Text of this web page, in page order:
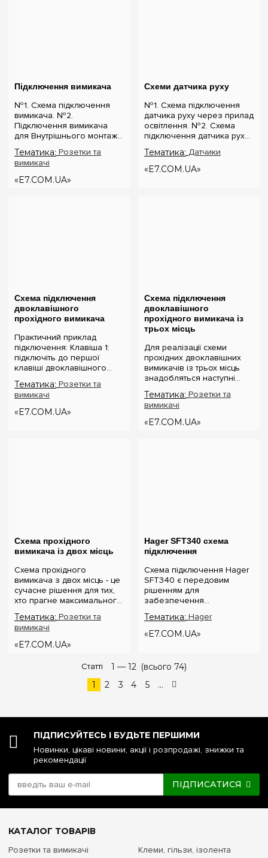
Підключення вимикача
№1. Схема підключення
вимикача. №2.
Підключення вимикача
для Внутрішнього монтажу.
вимикача для
Зовнішнього монтажу.
Заміна або підключення
Тематика: Розетки та
вимикачі
«E7.COM.UA»
Схеми датчика руху
№1. Схема підключення
датчика руху через прилад
освітлення. №2. Схема
підключення датчика руху
вимикач. №3. Схема
підключення датчика руху
Тематика: Датчики
«E7.COM.UA»
Схема підключення
двоклавішного
прохідного вимикача
Практичний приклад
підключення: Клавіша 1:
підключіть до першої
клавіші двоклавішного
основне джерело світла,
наприклад, у центрі
кімнати. Клавіша 2: до
Тематика: Розетки та
вимикачі
«E7.COM.UA»
Схема підключення
двоклавішного
прохідного вимикача із
трьох місць
Для реалізації схеми
прохідних двоклавішних
вимикачів із трьох місць
знадобляться наступні
двоклавішніх прохідних
вимикача. Один
двоклавішний
Тематика: Розетки та
вимикачі
«E7.COM.UA»
Схема прохідного
вимикача із двох місць
Схема прохідного
вимикача з двох місць - це
сучасне рішення для тих,
хто прагне максимального
ефективності
використання
електроосвітлення. У
довгих коридорах ...
Тематика: Розетки та
вимикачі
«E7.COM.UA»
Hager SFT340 схема
підключення
Схема підключення Hager
SFT340 є передовим
рішенням для
забезпечення
електроенергії у вашому
будинку або офісі.
резервної лінії живл...
Тематика: Hager
«E7.COM.UA»
Статті 1 — 12 (всього 74)
1
2 3 4 5 ...
ПІДПИСУЙТЕСЬ І БУДЬТЕ ПЕРШИМИ
Новинки, цікаві новини, акції і розпродажі, знижки та
рекомендації
ПІДПИСАТИСЯ
КАТАЛОГ ТОВАРІВ
Розетки та вимикачі
Клеми, гільзи, ізолента